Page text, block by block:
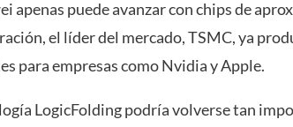
apenas puede avanzar con chips de
el líder del mercado, TSMC, ya
para empresas como Nvidia y Apple.
LogicFolding podría volverse tan